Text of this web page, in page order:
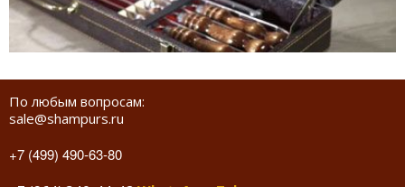
По любым вопросам:
sale@shampurs.ru
+7 (499) 490-63-80